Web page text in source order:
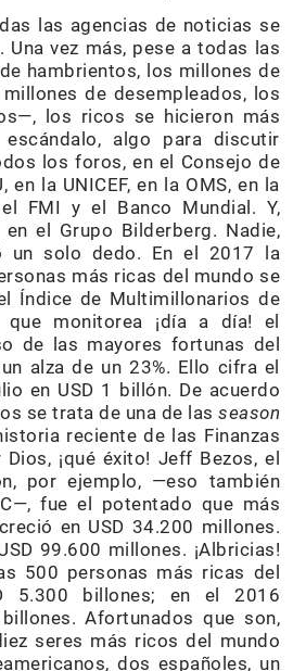
las agencias de noticias se
Una vez más, pese a todas las
hambrientos, los millones de
de desempleados, los
los ricos se hicieron más
algo para discutir
los foros, en el Consejo de
en la UNICEF, en la OMS, en la
el FMI y el Banco Mundial. Y,
el Grupo Bilderberg. Nadie,
un solo dedo. En el 2017 la
más ricas del mundo se
Índice de Multimillonarios de
que monitorea ¡día a día! el
de las mayores fortunas del
alza de un 23%. Ello cifra el
en USD 1 billón. De acuerdo
se trata de una de las season
reciente de las Finanzas
¡qué éxito! Jeff Bezos, el
por ejemplo, —eso también
fue el potentado que más
en USD 34.200 millones.
99.600 millones. ¡Albricias!
500 personas más ricas del
5.300 billones; en el 2016
Afortunados que son,
seres más ricos del mundo
dos españoles, un